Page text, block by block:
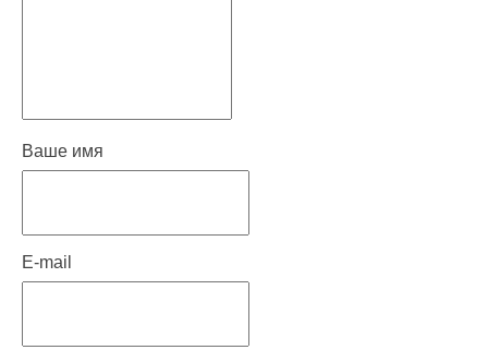
Ваше имя
E-mail